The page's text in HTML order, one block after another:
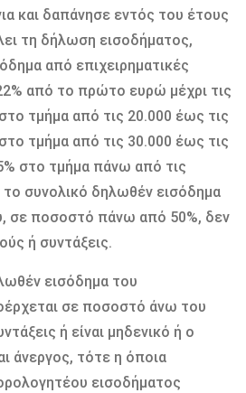
και δαπάνησε εντός του έτους
τη δήλωση εισοδήματος,
από επιχειρηματικές
από το πρώτο ευρώ μέχρι τις
τμήμα από τις 20.000 έως τις
τμήμα από τις 30.000 έως τις
στο τμήμα πάνω από τις
συνολικό δηλωθέν εισόδημα
σε ποσοστό πάνω από 50%, δεν
ή συντάξεις.
εισόδημα του
σε ποσοστό άνω του
ή είναι μηδενικό ή ο
άνεργος, τότε η όποια
εισοδήματος